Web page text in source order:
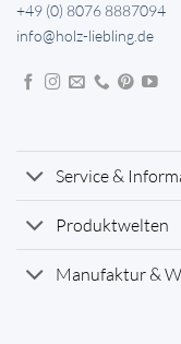
+49 (0) 8076 8887094
info@holz-liebling.de
Service &
Produktwelten
Manufaktur &